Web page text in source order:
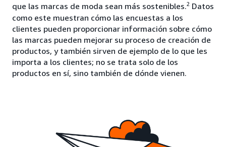
que las marcas de moda sean más sostenibles.2 Datos
como este muestran cómo las encuestas a los
clientes pueden proporcionar información sobre cómo
las marcas pueden mejorar su proceso de creación de
productos, y también sirven de ejemplo de lo que les
importa a los clientes; no se trata solo de los
productos en sí, sino también de dónde vienen.